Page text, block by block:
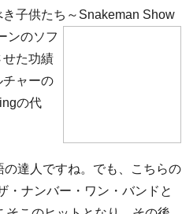
子供たち～Snakeman Show
ンのソフ
せた功績
チャーの
の代
達人ですね。でも、こちらの
・ナンバー・ワン・バンドと